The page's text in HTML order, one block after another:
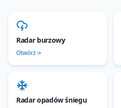
Radar burzowy
Otwórz
Radar opadów śniegu